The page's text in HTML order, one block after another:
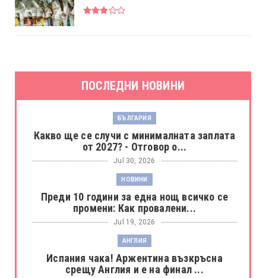
ПОСЛЕДНИ НОВИНИ
БЪЛГАРИЯ
Какво ще се случи с минималната заплата
от 2027? - Отговор о...
Jul 30, 2026
НОВИНИ
Преди 10 години за една нощ всичко се
промени: Как провалени...
Jul 19, 2026
АНГЛИЯ
Испания чака! Аржентина възкръсна
срещу Англия и е на финал ...